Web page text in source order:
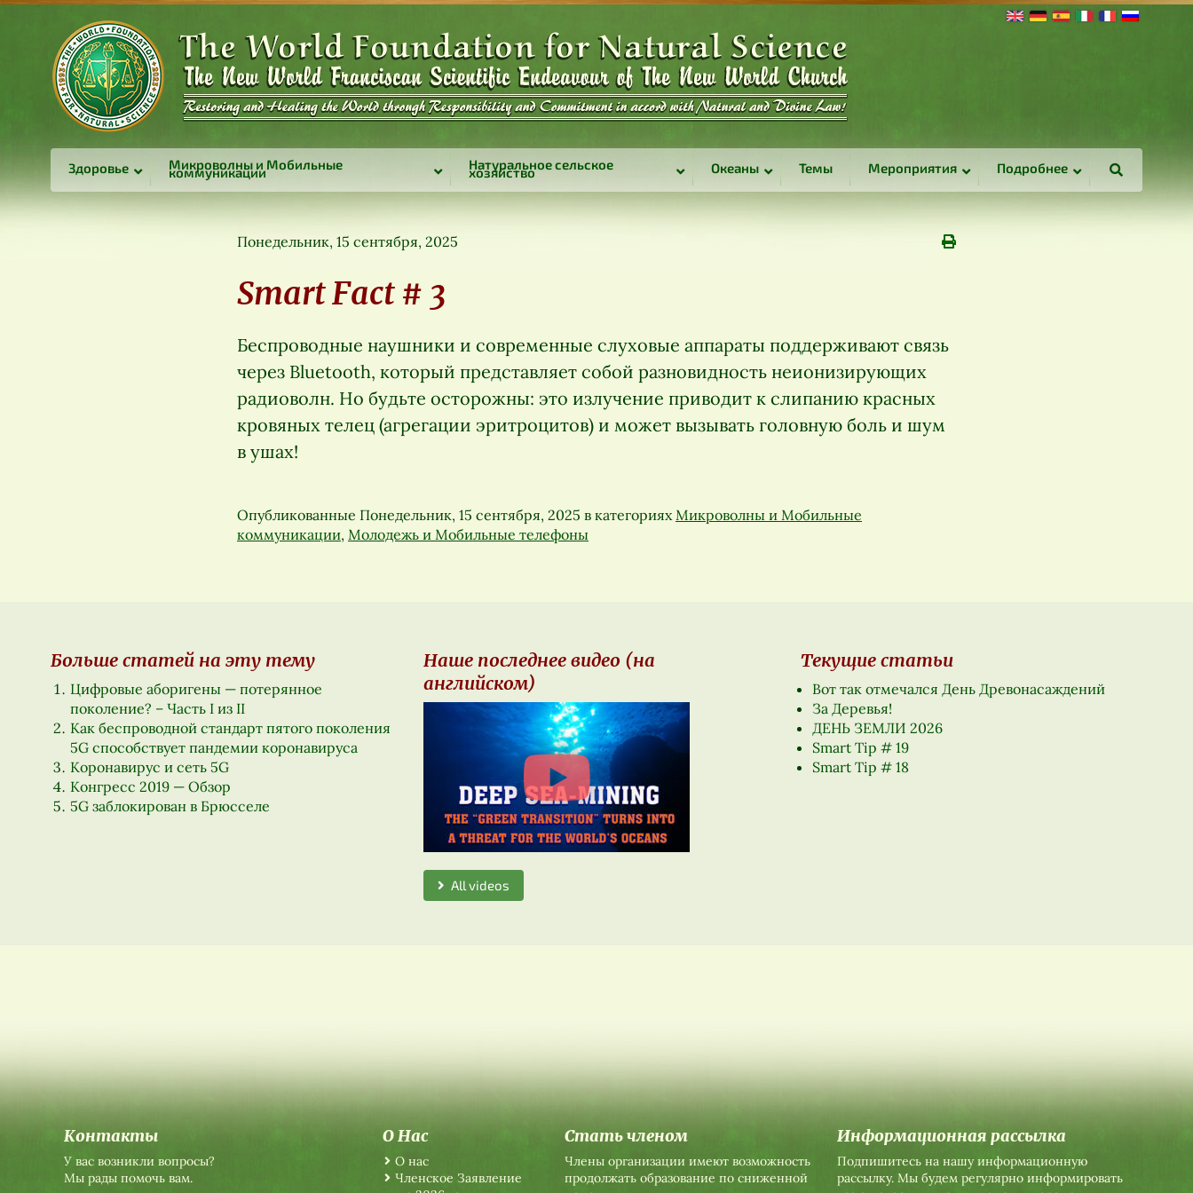
Здоровье Микроволны и Мобильные
коммуникации Натуральное сельское
хозяйство Океаны Темы Мероприятия Подробнее
Понедельник, 15 сентября, 2025
Smart Fact # 3
Беспроводные наушники и современные слуховые аппараты поддерживают связь
через Bluetooth, который представляет собой разновидность неионизирующих
радиоволн. Но будьте осторожны: это излучение приводит к слипанию красных
кровяных телец (агрегации эритроцитов) и может вызывать головную боль и шум
в ушах!
Опубликованные Понедельник, 15 сентября, 2025 в категорияхМикроволны и Мобильные
коммуникации, Молодежь и Мобильные телефоны
Больше статей на эту тему
Цифровые аборигены — потерянное
поколение? – Часть I из II
Как беспроводной стандарт пятого поколения
5G способствует пандемии коронавируса
Коронавирус и сеть 5G
Конгресс 2019 — Обзор
5G заблокирован в Брюсселе
Наше последнее видео (на
английском)
All videos
Текущие статьи
Вот так отмечался День Древонасаждений
За Деревья!
ДЕНЬ ЗЕМЛИ 2026
Smart Tip # 19
Smart Tip # 18
Контакты
У вас возникли вопросы?
Мы рады помочь вам.
О Нас
О нас
Членское Заявление
Стать членом
Члены организации имеют возможность
продолжать образование по сниженной
Информационная рассылка
Подпишитесь на нашу информационную
рассылку. Мы будем регулярно информировать